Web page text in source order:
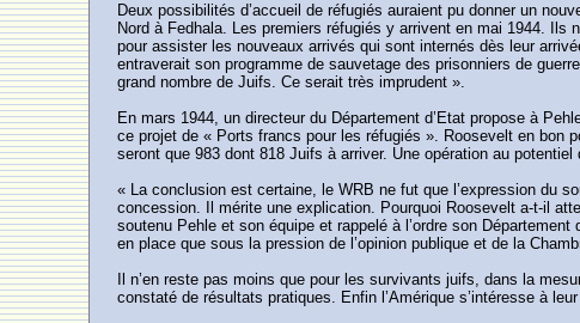
Deux possibilités d’accueil de réfugiés auraient pu donner un
Nord à Fedhala. Les premiers réfugiés y arrivent en mai 1944. Ils
pour assister les nouveaux arrivés qui sont internés dès leur
entraverait son programme de sauvetage des prisonniers de
grand nombre de Juifs. Ce serait très imprudent ».
En mars 1944, un directeur du Département d’Etat propose à
ce projet de « Ports francs pour les réfugiés ». Roosevelt en bon
seront que 983 dont 818 Juifs à arriver. Une opération au
« La conclusion est certaine, le WRB ne fut que l’expression du
concession. Il mérite une explication. Pourquoi Roosevelt a-t-il
soutenu Pehle et son équipe et rappelé à l’ordre son
en place que sous la pression de l’opinion publique et de la
Il n’en reste pas moins que pour les survivants juifs, dans la
constaté de résultats pratiques. Enfin l’Amérique s’intéresse à